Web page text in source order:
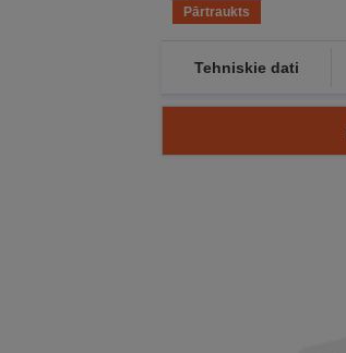
Pārtraukts
Tehniskie dati